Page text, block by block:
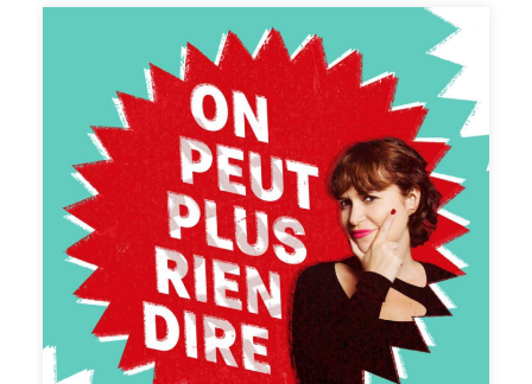
Camille Victorine, autrice.Les ressources citées :Faire
famille autrement, de Gabrielle Richard (Binge Audio
Éditions, 2022)Ma maman est bizarre, de Camille
Victorine (éd. La Ville Brule, 2020)Pregnant Butch: Nine
long months spent in drag, de A. K. Summers (éd. Soft
Skull, 2014)Le festival dont parlait Mariama Soiby se
déroulera les 7-8 octobre 2023 à L’Attribut, tiers lieu à
Ris-Orangis et il est organisé par Les Diversel·les.🔗
PRÉCOMMANDEZ "MATERNITÉS REBELLES", le livre de
Judith Duportail sur Ulule.fr CRÉDITS : On peut plus rien
dire est un podcast de Binge Audio animé par Judith
Duportail. Réalisation : Paul Bertiaux. Production et
édition : Charlotte Baix. Générique : Josselin Bordat
(musique) et Bonnie Banane (voix). Identité graphique :
Sébastien Brothier (Upian). Direction des programmes :
Joël Ronez. Direction de la rédaction : David Carzon.
Direction générale : Gabrielle Boeri-Charles.